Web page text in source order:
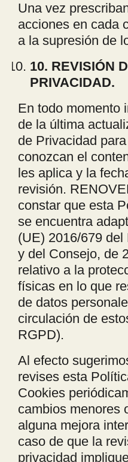
Una vez
acciones en cada
a la supresión de
10. REVISIÓN
PRIVACIDAD.
En todo momento
de la última
de Privacidad
conozcan el
les aplica y la
revisión.
constar que esta
se encuentra
(UE) 2016/679
y del Consejo, de
relativo a la
físicas en lo que
de datos
circulación de
RGPD).
Al efecto
revises esta
Cookies
cambios menores
alguna mejora
caso de que la
privacidad